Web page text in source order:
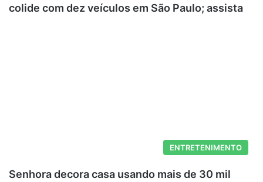
colide com dez veículos em São Paulo; assista
ENTRETENIMENTO
Senhora decora casa usando mais de 30 mil